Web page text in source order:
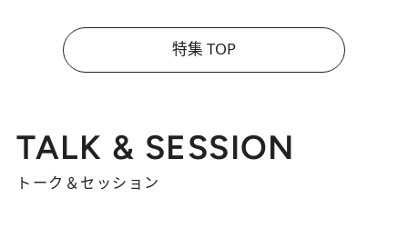
特集 TOP
TALK & SESSION
トーク＆セッション